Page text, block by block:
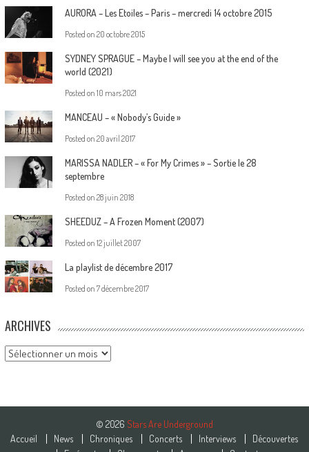
AURORA – Les Etoiles – Paris – mercredi 14 octobre 2015
Posted on 20 octobre 2015
SYDNEY SPRAGUE – Maybe I will see you at the end of the
world (2021)
Posted on 10 mars 2021
MANCEAU – « Nobody’s Guide »
Posted on 20 avril 2017
MARISSA NADLER – « For My Crimes » – Sortie le 28
septembre
Posted on 28 juin 2018
SHEEDUZ – A Frozen Moment (2007)
Posted on 12 juillet 2007
La playlist de décembre 2017
Posted on 7 décembre 2017
ARCHIVES
Archives
© 2026 Stars Are Underground
Accueil
News Chroniques Concerts Interviews
Découvertes